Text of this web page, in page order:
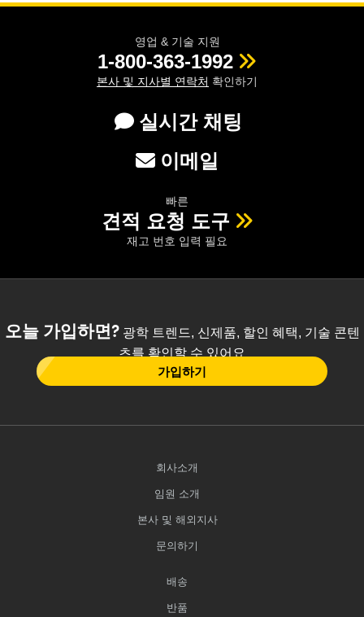
영업 & 기술 지원
1-800-363-1992
본사 및 지사별 연락처 확인하기
실시간 채팅
이메일
빠른
견적 요청 도구
재고 번호 입력 필요
오늘 가입하면?광학 트렌드, 신제품, 할인 혜택, 기술 콘텐
츠를 확인할 수 있어요
가입하기
회사소개
임원 소개
본사 및 해외지사
문의하기
배송
반품